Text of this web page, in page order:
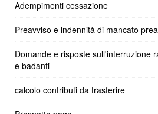
Adempimenti cessazione
Preavviso e indennità di mancato
Domande e risposte sull'interruzione
e badanti
calcolo contributi da trasferire